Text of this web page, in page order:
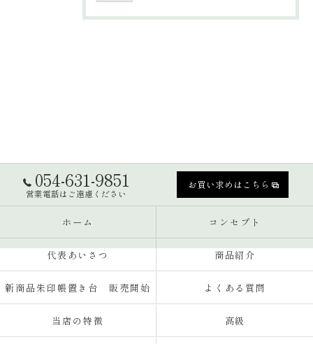
054-631-9851
営業電話はご遠慮ください
お買い求めはこちら
ホーム コンセプト
代表あいさつ 商品紹介
新商品朱印帳置き台 販売開始 よくある質問
当店の特徴 高級